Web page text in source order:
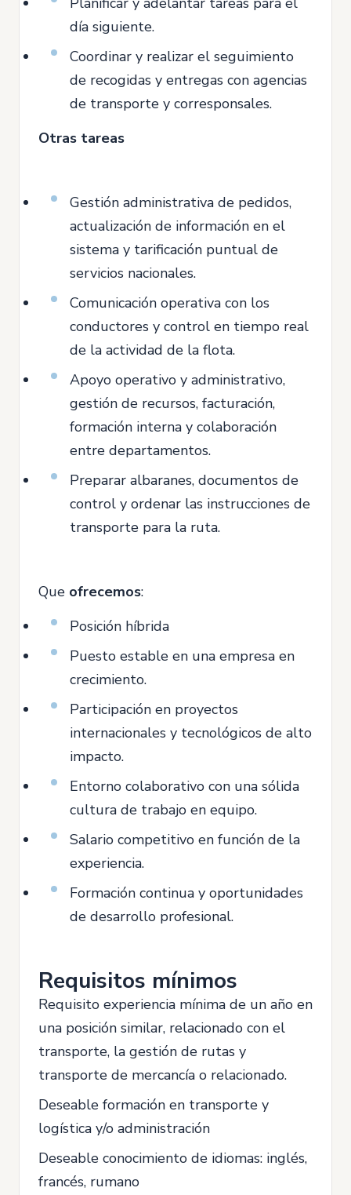
día siguiente.
Coordinar y realizar el seguimiento
de recogidas y entregas con agencias
de transporte y corresponsales.
Otras tareas
Gestión administrativa de pedidos,
actualización de información en el
sistema y tarificación puntual de
servicios nacionales.
Comunicación operativa con los
conductores y control en tiempo real
de la actividad de la flota.
Apoyo operativo y administrativo,
gestión de recursos, facturación,
formación interna y colaboración
entre departamentos.
Preparar albaranes, documentos de
control y ordenar las instrucciones de
transporte para la ruta.
Que ofrecemos:
Posición híbrida
Puesto estable en una empresa en
crecimiento.
Participación en proyectos
internacionales y tecnológicos de alto
impacto.
Entorno colaborativo con una sólida
cultura de trabajo en equipo.
Salario competitivo en función de la
experiencia.
Formación continua y oportunidades
de desarrollo profesional.
Requisitos mínimos
Requisito experiencia mínima de un año en
una posición similar, relacionado con el
transporte, la gestión de rutas y
transporte de mercancía o relacionado.
Deseable formación en transporte y
logística y/o administración
Deseable conocimiento de idiomas: inglés,
francés, rumano